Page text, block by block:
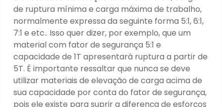
de ruptura mínima e carga máxima de trabalho,
normalmente expressa da seguinte forma 5:1, 6:1,
7:1 e etc.. Isso quer dizer, por exemplo, que um
material com fator de segurança 5:1 e
capacidade de 1T apresentará ruptura a partir de
5T. É importante ressaltar que nunca se deve
utilizar materiais de elevação de carga acima de
sua capacidade por conta do fator de segurança,
pois ele existe para suprir a diferença de esforços